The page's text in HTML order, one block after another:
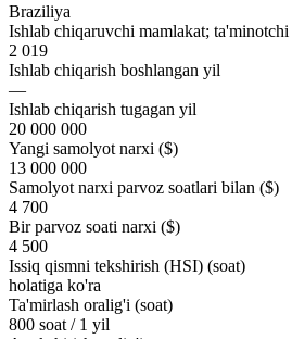
Braziliya
Ishlab chiqaruvchi mamlakat; ta'minotchi
2 019
Ishlab chiqarish boshlangan yil
—
Ishlab chiqarish tugagan yil
20 000 000
Yangi samolyot narxi ($)
13 000 000
Samolyot narxi parvoz soatlari bilan ($)
4 700
Bir parvoz soati narxi ($)
4 500
Issiq qismni tekshirish (HSI) (soat)
holatiga ko'ra
Ta'mirlash oralig'i (soat)
800 soat / 1 yil